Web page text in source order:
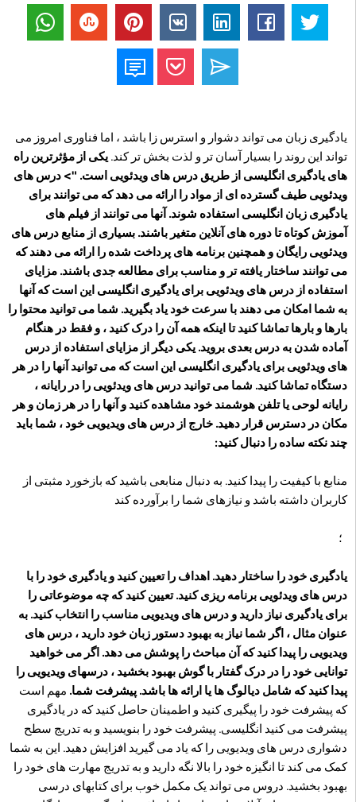
یادگیری زبان می تواند دشوار و استرس زا باشد ، اما فناوری امروز می
تواند این روند را بسیار آسان تر و لذت بخش تر کند. یکی از مؤثرترین راه
های یادگیری انگلیسی از طریق درس های ویدئویی است. "> درس های
ویدئویی طیف گسترده ای از مواد را ارائه می دهد که می توانند برای
یادگیری زبان انگلیسی استفاده شوند. آنها می توانند از فیلم های
آموزش کوتاه تا دوره های آنلاین متغیر باشند. بسیاری از منابع درس های
ویدئویی رایگان و همچنین برنامه های پرداخت شده را ارائه می دهند که
می توانند ساختار یافته تر و مناسب برای مطالعه جدی باشند. مزایای
استفاده از درس های ویدئویی برای یادگیری انگلیسی این است که آنها
به شما امکان می دهند با سرعت خود یاد بگیرید. شما می توانید محتوا را
بارها و بارها تماشا کنید تا اینکه همه آن را درک کنید ، و فقط در هنگام
آماده شدن به درس بعدی بروید. یکی دیگر از مزایای استفاده از درس
های ویدئویی برای یادگیری انگلیسی این است که می توانید آنها را در هر
دستگاه تماشا کنید. شما می توانید درس های ویدئویی را در رایانه ،
رایانه لوحی یا تلفن هوشمند خود مشاهده کنید و آنها را در هر زمان و هر
مکان در دسترس قرار دهید. خارج از درس های ویدیویی خود ، شما باید
چند نکته ساده را دنبال کنید:
منابع با کیفیت را پیدا کنید. به دنبال منابعی باشید که بازخورد مثبتی از
کاربران داشته باشد و نیازهای شما را برآورده کند
؛
یادگیری خود را ساختار دهید. اهداف را تعیین کنید و یادگیری خود را با
درس های ویدئویی برنامه ریزی کنید. تعیین کنید که چه موضوعاتی را
برای یادگیری نیاز دارید و درس های ویدیویی مناسب را انتخاب کنید. به
عنوان مثال ، اگر شما نیاز به بهبود دستور زبان خود دارید ، درس های
ویدیویی را پیدا کنید که آن مباحث را پوشش می دهد. اگر می خواهید
توانایی خود را در درک گفتار با گوش بهبود بخشید ، درسهای ویدیویی را
پیدا کنید که شامل دیالوگ ها یا ارائه ها باشد. پیشرفت شما. مهم است
که پیشرفت خود را پیگیری کنید و اطمینان حاصل کنید که در یادگیری
پیشرفت می کنید انگلیسی. پیشرفت خود را بنویسید و به تدریج سطح
دشواری درس های ویدیویی را که یاد می گیرید افزایش دهید. این به شما
کمک می کند تا انگیزه خود را بالا نگه دارید و به تدریج مهارت های خود را
بهبود بخشید. دروس می تواند یک مکمل خوب برای کتابهای درسی